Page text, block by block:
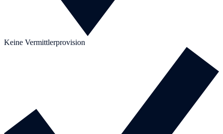
Keine Vermittlerprovision